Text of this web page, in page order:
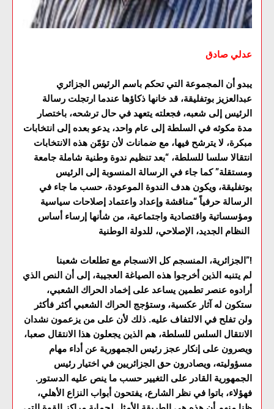
عدلي صادق
يبدو أن المجموعة التي تحكم باسم الرئيس الجزائري
عبدالعزيز بوتفليقة، قد خانها ذكاؤها عندما ارتجلت رسالة
الرئيس إلى شعبه، فجعلته يتعهد في حال ترشحه، باختصار
مدة مكوثه في السلطة إلى عام واحد، يدعو بعده إلى انتخابات
مبكرة، لا يترشح فيها، مع ضمانات لأن تؤمّن هذه الانتخابات
انتقالا سلسا للسلطة، “بعد تنظيم ندوة وطنية شاملة جامعة
ومستقلة” كما جاء في الرسالة المنسوبة إلى الرئيس
بوتفليقة، ويكون هدف الندوة الموعودة، حسب ما جاء في
الرسالة حرفياً “مناقشة وإعداد واعتماد إصلاحات سياسية
ومؤسساتية واقتصادية واجتماعية، من شأنها إرساء أساس
الجزائرية، المنسجم كل الانسجام مع تطلعات شعبنا”!
لم يتنبه الذين أخرجوا هذه الصياغة العجيبة، إلى أن النص الذي
أرادوه عنصر تطمين يساعد على إخماد الحراك الشعبي،
ستكون له آثار عكسية، وستؤجج الحراك الشعبي أكثر فأكثر
ولن تفلح في الالتفاف عليه. ذلك لأن على من يزعمون نشدان
الانتقال السلس للسلطة، هم الذين يجعلون هذا الانتقال صعبا،
ويصرون على إنكار عجز رئيس الجمهورية عن أداء مهام
مسؤوليته، ويصادرون حق الجزائريين في اختيار رئيس
الجمهورية القادر على التغيير حسب ما ينص عليه الدستور.
فهؤلاء، باتوا في نظر الشارع، يفتحون أبواب النزاع الأهلي،